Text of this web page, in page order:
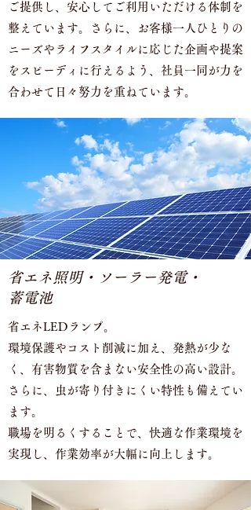
ご提供し、安心してご利用いただける体制を
整えています。さらに、お客様一人ひとりの
ニーズやライフスタイルに応じた企画や提案
をスピーディに行えるよう、社員一同が力を
合わせて日々努力を重ねています。
省エネ照明・ソーラー発電・
蓄電池
省エネLEDランプ。
環境保護やコスト削減に加え、発熱が少な
く、有害物質を含まない安全性の高い設計。
さらに、虫が寄り付きにくい特性も備えてい
ます。
職場を明るくすることで、快適な作業環境を
実現し、作業効率が大幅に向上します。​